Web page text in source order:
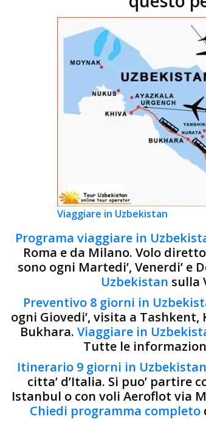
Viaggiare in Uzbekistan
Programa viaggiare in
Roma e da Milano. Volo
sono ogni Martedi’, Venerdi’ e
Uzbekistan sulla
Preventivo 8 giorni in
ogni Giovedi’, visita a
Bukhara. Viaggiare in
Tutte le
Itinerario 9 giorni in Uzbekistan
citta’ d’Italia. Si puo’ partire
Istanbul o con voli Aeroflot via
Chiedi programma completo